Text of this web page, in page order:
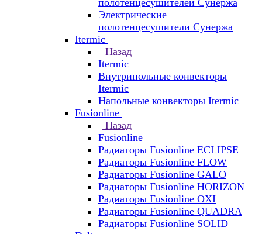
полотенцесушителей Сунержа
Электрические
полотенцесушители Сунержа
Itermic
Назад
Itermic
Внутрипольные конвекторы
Itermic
Напольные конвекторы Itermic
Fusionline
Назад
Fusionline
Радиаторы Fusionline ECLIPSE
Радиаторы Fusionline FLOW
Радиаторы Fusionline GALO
Радиаторы Fusionline HORIZON
Радиаторы Fusionline OXI
Радиаторы Fusionline QUADRA
Радиаторы Fusionline SOLID